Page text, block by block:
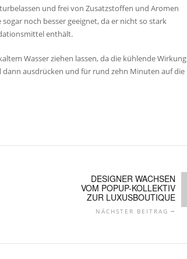
und frei von Zusatzstoffen und Aromen
noch besser geeignet, da er nicht so stark
enthält.
Wasser ziehen lassen, da die kühlende Wirkung
dann ausdrücken und für rund zehn Minuten auf die
DESIGNER WACHSEN
VOM POPUP-KOLLEKTIV
ZUR LUXUSBOUTIQUE
NÄCHSTER BEITRAG